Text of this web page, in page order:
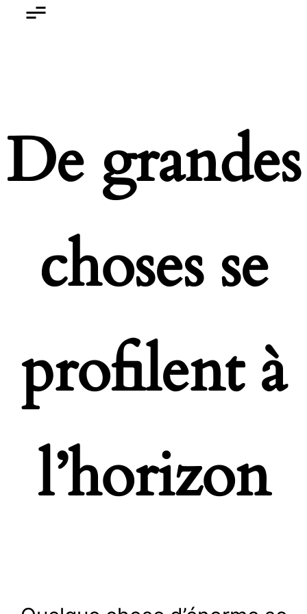
De grandes
choses se
profilent à
l’horizon